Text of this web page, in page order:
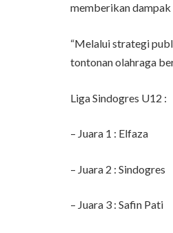
memberikan dampak
“Melalui strategi
tontonan olahraga
Liga Sindogres U12 :
– Juara 1 : Elfaza
– Juara 2 : Sindogres
– Juara 3 : Safin Pati